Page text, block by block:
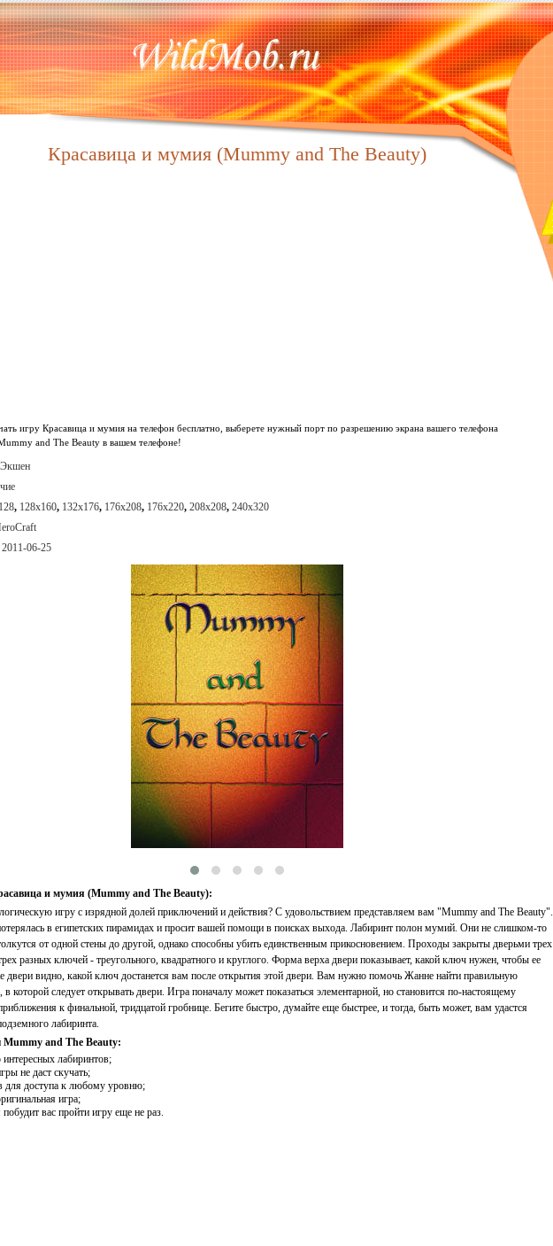
Красавица и мумия (Mummy and The Beauty)
игру Красавица и мумия на телефон бесплатно, выберете нужный порт по разрешению экрана вашего телефона
and The Beauty в вашем телефоне!
, 128x160, 132x176, 176x208, 176x220, 208x208, 240x320
2011-06-25
и мумия (Mummy and The Beauty):
игру с изрядной долей приключений и действия? С удовольствием представляем вам "Mummy and The Beauty".
в египетских пирамидах и просит вашей помощи в поисках выхода. Лабиринт полон мумий. Они не слишком-то
от одной стены до другой, однако способны убить единственным прикосновением. Проходы закрыты дверьми трех
разных ключей - треугольного, квадратного и круглого. Форма верха двери показывает, какой ключ нужен, чтобы ее
двери видно, какой ключ достанется вам после открытия этой двери. Вам нужно помочь Жанне найти правильную
в которой следует открывать двери. Игра поначалу может показаться элементарной, но становится по-настоящему
к финальной, тридцатой гробнице. Бегите быстро, думайте еще быстрее, и тогда, быть может, вам удастся
лабиринта.
Mummy and The Beauty:
интересных лабиринтов;
не даст скучать;
для доступа к любому уровню;
игра;
вас пройти игру еще не раз.